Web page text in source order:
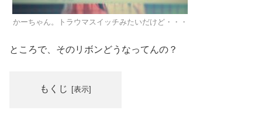
かーちゃん。トラウマスイッチみたいだけど・・・
ところで、そのリボンどうなってんの？
もくじ